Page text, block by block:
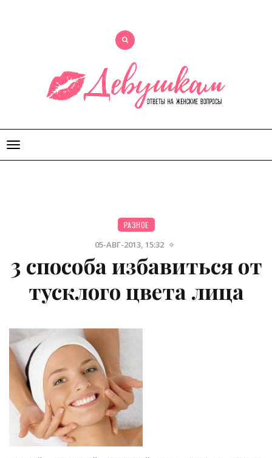
Открыть
меню
РАЗНОЕ
05-АВГ-2013, 15:32
3 способа избавиться от
тусклого цвета лица